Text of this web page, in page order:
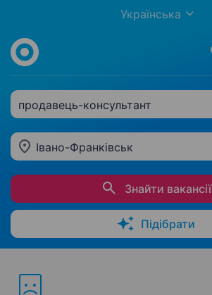
Українська
продавець-консультант
Івано-Франківськ
Знайти вакансії
Підібрати